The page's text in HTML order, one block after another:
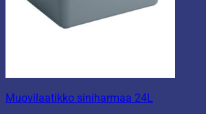
Muovilaatikko siniharmaa 24L